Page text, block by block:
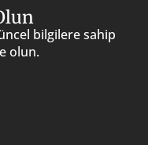
bilgilere sahip
olun.